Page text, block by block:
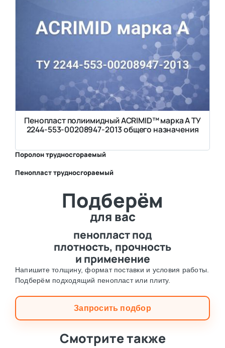
Пенопласт полиимидный ACRIMID™ марка А ТУ
2244-553-00208947-2013 общего назначения
Поролон трудносгораемый
Пенопласт трудносгораемый
Подберём
для вас
пенопласт под
плотность, прочность
и применение
Напишите толщину, формат поставки и условия работы.
Подберём подходящий пенопласт или плиту.
Запросить подбор
Смотрите также